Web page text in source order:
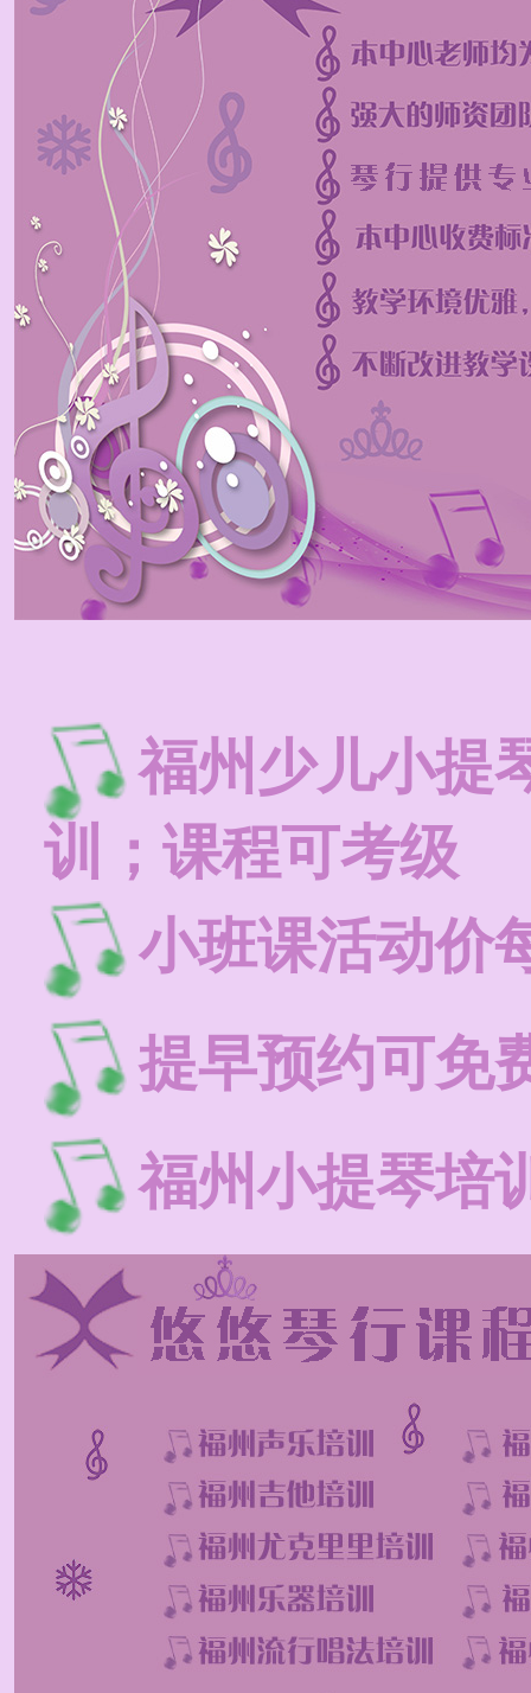
福州少儿小提
训；课程可考级
小班课活动价
提早预约可免
福州小提琴培